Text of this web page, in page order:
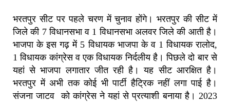
भरतपुर सीट पर पहले चरण में चुनाव होंगे। भरतपुर की सीट में
जिले की 7 विधानसभा व 1 विधानसभा अलवर जिले की आती है।
भाजपा के इस गढ़ में 5 विधायक भाजपा के व 1 विधायक रालोद,
1 विधायक कांग्रेस व एक विधायक निर्दलीय है। पिछले दो बार से
यहां से भाजपा लगातार जीत रही है। यह सीट आरक्षित है।
भरतपुर में अभी तक कोई भी पार्टी हैट्रिक नहीं लगा पाई है।
संजना जाटव को कांग्रेस ने यहां से प्रत्याशी बनाया है। 2023